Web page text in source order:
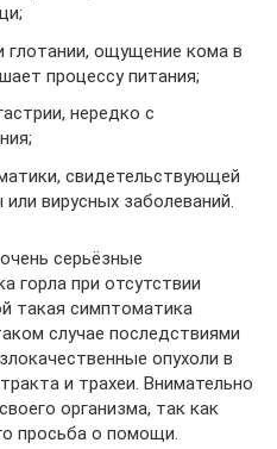
глотании, ощущение кома в
процессу питания;
нередко с
свидетельствующей
вирусных заболеваний.
серьёзные
горла при отсутствии
такая симптоматика
случае последствиями
опухоли в
и трахеи. Внимательно
организма, так как
просьба о помощи.